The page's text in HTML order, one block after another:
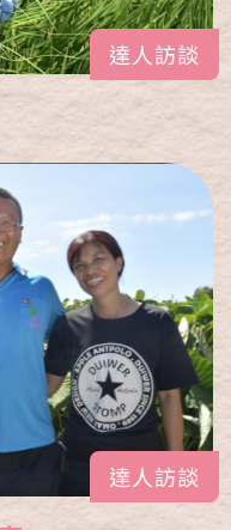
達人訪談
達人訪談